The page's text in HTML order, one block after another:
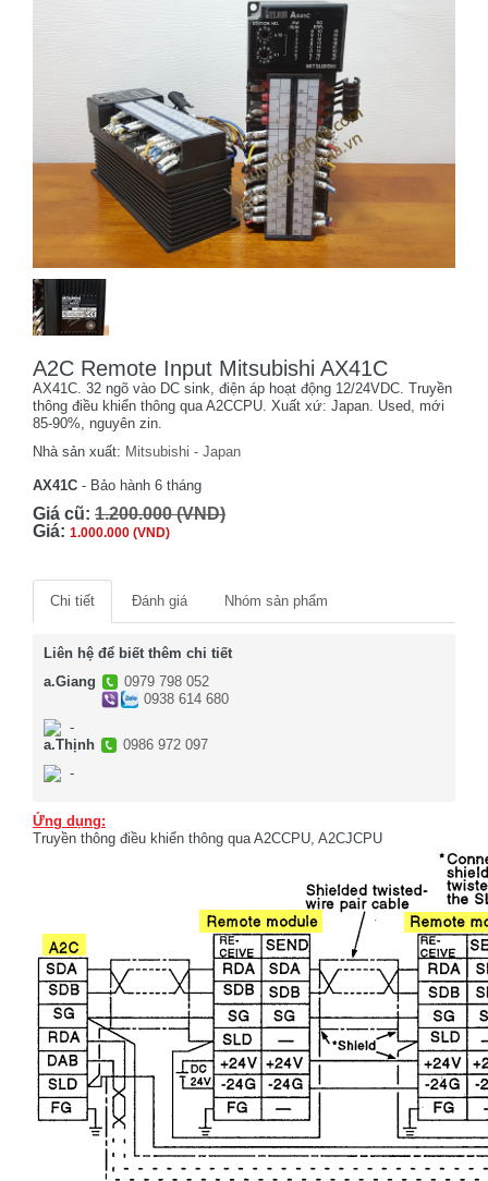
A2C Remote Input Mitsubishi AX41C
AX41C. 32 ngõ vào DC sink, điện áp hoạt động 12/24VDC. Truyền
thông điều khiển thông qua A2CCPU. Xuất xứ: Japan. Used, mới
85-90%, nguyên zin.
Nhà sản xuất: Mitsubishi - Japan
AX41C - Bảo hành 6 tháng
Giá cũ: 1.200.000 (VND)
Giá: 1.000.000 (VND)
Chi tiết Đánh giá Nhóm sản phẩm
Liên hệ để biết thêm chi tiết
a.Giang
0979 798 052
0938 614 680
-
a.Thịnh
0986 972 097
-
Ứng dụng:
Truyền thông điều khiển thông qua A2CCPU, A2CJCPU